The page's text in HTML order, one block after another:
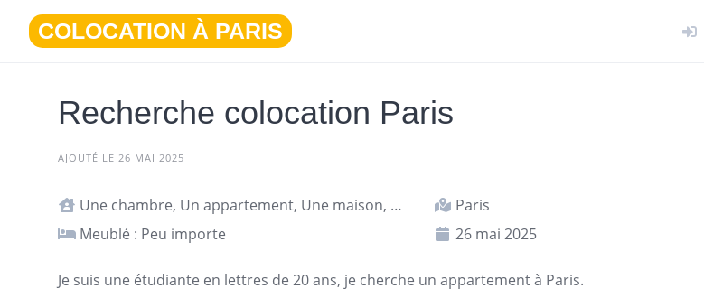
contenu
COLOCATION À PARIS
Recherche colocation Paris
AJOUTÉ LE 26 MAI 2025
Une chambre, Un appartement, Une maison, Studio ou T1
Paris
Meublé : Peu importe
26 mai 2025
Je suis une étudiante en lettres de 20 ans, je cherche un appartementà Paris.